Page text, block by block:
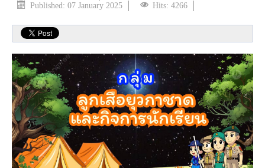
Published: 07 January 2025
Hits: 4266